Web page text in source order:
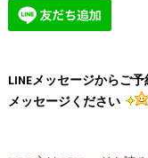
LINEメッセージからご
メッセージください